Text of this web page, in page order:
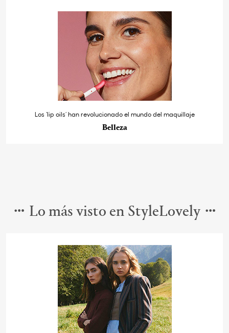
Los ‘lip oils’ han revolucionado el mundo del maquillaje
Belleza
Lo más visto en StyleLovely